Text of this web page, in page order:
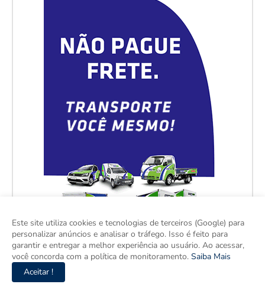
Este site utiliza cookies e tecnologias de terceiros (Google) para
personalizar anúncios e analisar o tráfego. Isso é feito para
garantir e entregar a melhor experiência ao usuário. Ao acessar,
você concorda com a política de monitoramento. Saiba Mais
Aceitar !